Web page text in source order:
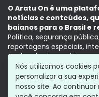
O Aratu On é uma
notícias e conteúdos,
baianos para o Brasil e
Política, segurança
reportagens especiais,
Aqui, tudo vira notícia e a
com a credibilidade do
Grupo Aratu
Política de
Nós utilizamos cookies
personalizar a sua
nosso site. Ao continuar